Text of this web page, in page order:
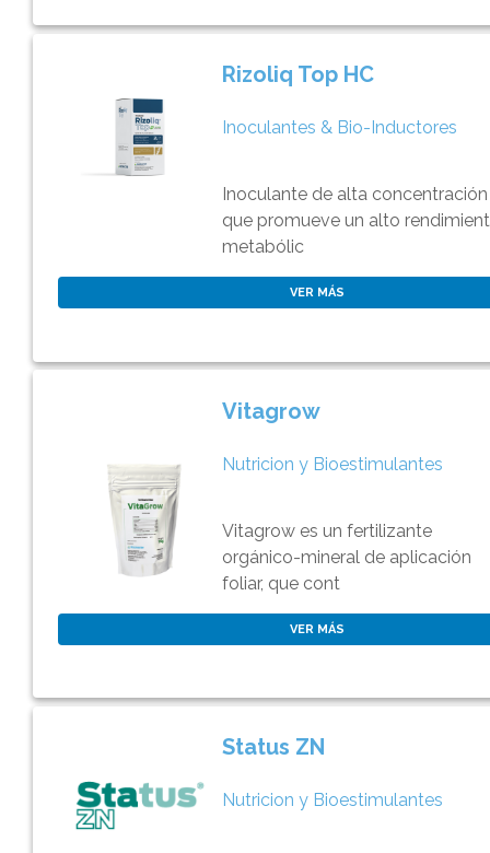
Rizoliq Top HC
Inoculantes & Bio-Inductores
Inoculante de alta concentración
que promueve un alto
metabólic
VER MÁS
Vitagrow
Nutricion y Bioestimulantes
Vitagrow es un fertilizante
orgánico-mineral de aplicación
foliar, que cont
VER MÁS
Status ZN
Nutricion y Bioestimulantes